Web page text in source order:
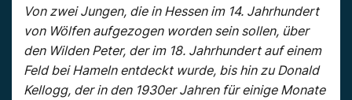
Von zwei Jungen, die in Hessen im 14. Jahrhundert
von Wölfen aufgezogen worden sein sollen, über
den Wilden Peter, der im 18. Jahrhundert auf einem
Feld bei Hameln entdeckt wurde, bis hin zu Donald
Kellogg, der in den 1930er Jahren für einige Monate